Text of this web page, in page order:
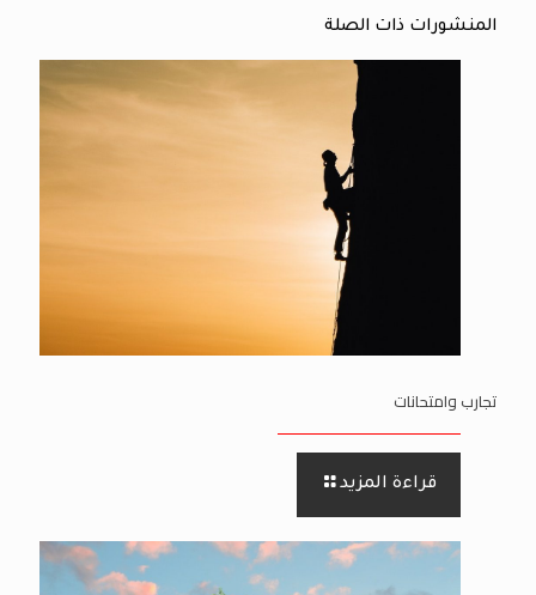
المنشورات ذات الصلة
تجارب وامتحانات
قراءة المزيد